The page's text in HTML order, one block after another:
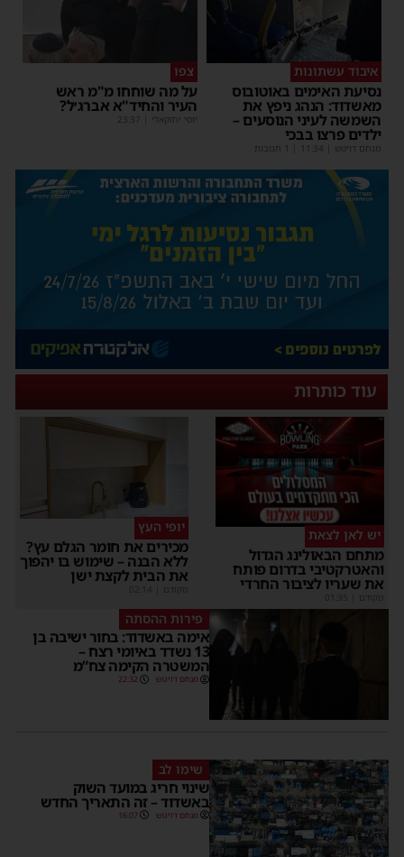
איבוד עשתונות
נסיעת האימים באוטובוס
מאשדוד: הנהג ניפץ את
השמשה לעיני הנוסעים –
ילדים פרצו בבכי
מנחם דויטש 11:34
צפו
על מה שוחחו מ"מ ראש
העיר והחיד"א אברג׳ל?
יוסי יחזקאלי 23:37
עוד כותרות
יש לאן לצאת
מתחם הבאולינג הגדול
והאטרקטיבי בדרום פותח
את שעריו לציבור החרדי
מקודם
יופי העץ
מכירים את חומר הגלם עץ?
ללא הבנה – שימוש בו יהפוך
את הבית לקצת ישן
מקודם
פירות ההסתה
אימה באשדוד: בחור ישיבה בן
13 נשדד באיומי רצח –
המשטרה הקימה צח”מ
מנחם דויטש 22:32
שימו לב
שינוי חריג במועד השוק
באשדוד – זה התאריך החדש
מנחם דויטש 16:07